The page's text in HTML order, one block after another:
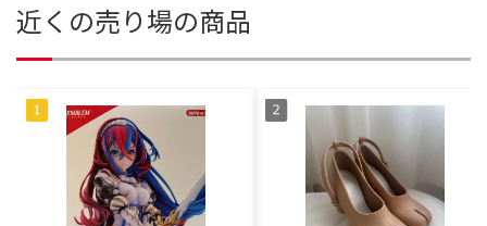
近くの売り場の商品